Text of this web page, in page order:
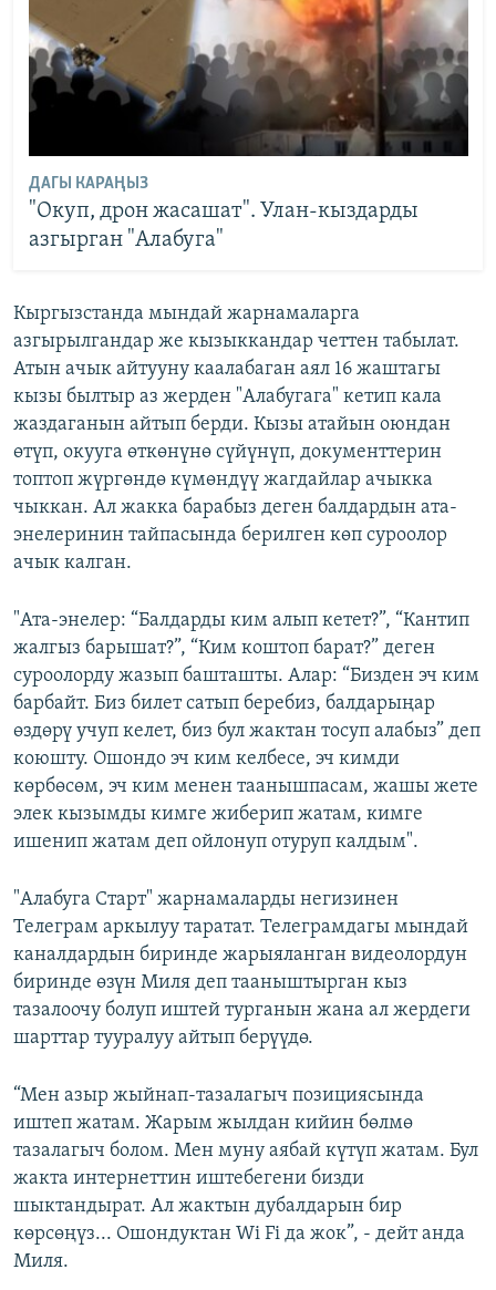
ДАГЫ КАРАҢЫЗ
"Окуп, дрон жасашат". Улан-кыздарды
азгырган "Алабуга"
Кыргызстанда мындай жарнамаларга
азгырылгандар же кызыккандар четтен табылат.
Атын ачык айтууну каалабаган аял 16 жаштагы
кызы былтыр аз жерден "Алабугага" кетип кала
жаздаганын айтып берди. Кызы атайын оюндан
өтүп, окууга өткөнүнө сүйүнүп, документтерин
топтоп жүргөндө күмөндүү жагдайлар ачыкка
чыккан. Ал жакка барабыз деген балдардын ата-
энелеринин тайпасында берилген көп суроолор
ачык калган.
"Ата-энелер: “Балдарды ким алып кетет?”, “Кантип
жалгыз барышат?”, “Ким коштоп барат?” деген
суроолорду жазып башташты. Алар: “Бизден эч ким
барбайт. Биз билет сатып беребиз, балдарыңар
өздөрү учуп келет, биз бул жактан тосуп алабыз” деп
коюшту. Ошондо эч ким келбесе, эч кимди
көрбөсөм, эч ким менен таанышпасам, жашы жете
элек кызымды кимге жиберип жатам, кимге
ишенип жатам деп ойлонуп отуруп калдым".
"Алабуга Старт" жарнамаларды негизинен
Телеграм аркылуу таратат. Телеграмдагы мындай
каналдардын биринде жарыяланган видеолордун
биринде өзүн Миля деп тааныштырган кыз
тазалоочу болуп иштей турганын жана ал жердеги
шарттар тууралуу айтып берүүдө.
“Мен азыр жыйнап-тазалагыч позициясында
иштеп жатам. Жарым жылдан кийин бөлмө
тазалагыч болом. Мен муну аябай күтүп жатам. Бул
жакта интернеттин иштебегени бизди
шыктандырат. Ал жактын дубалдарын бир
көрсөңүз... Ошондуктан Wi Fi да жок”, - дейт анда
Миля.